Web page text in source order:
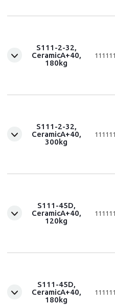
S111-2-32,
CeramicA+40,
180kg
S111-2-32,
CeramicA+40,
300kg
S111-45D,
CeramicA+40,
120kg
S111-45D,
CeramicA+40,
180kg